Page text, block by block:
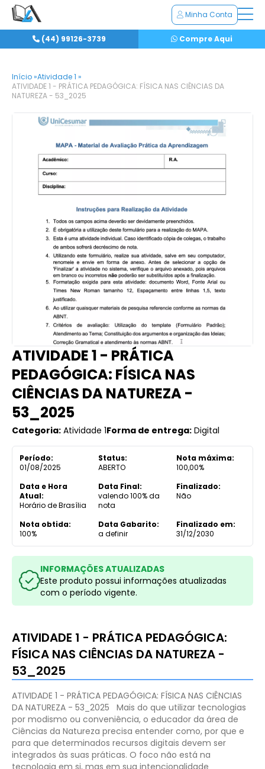
Minha Conta
(44) 99126-3739 Compre Aqui
Início »Atividade 1 »
ATIVIDADE 1 - PRÁTICA PEDAGÓGICA: FÍSICA NAS CIÊNCIAS DA
NATUREZA - 53_2025
ATIVIDADE 1 - PRÁTICA
PEDAGÓGICA: FÍSICA NAS
CIÊNCIAS DA NATUREZA -
53_2025
Categoria: Atividade 1Forma de entrega: Digital
Período:
01/08/2025
Status:
ABERTO
Nota máxima:
100,00%
Data e Hora
Atual:
Horário de Brasília
Data Final:
valendo 100% da
nota
Finalizado:
Não
Nota obtida:
100%
Data Gabarito:
a definir
Finalizado em:
31/12/2030
INFORMAÇÕES ATUALIZADAS
Este produto possui informações atualizadas
com o período vigente.
ATIVIDADE 1 - PRÁTICA PEDAGÓGICA:
FÍSICA NAS CIÊNCIAS DA NATUREZA -
53_2025
ATIVIDADE 1 - PRÁTICA PEDAGÓGICA: FÍSICA NAS CIÊNCIAS
DA NATUREZA - 53_2025
Mais do que utilizar tecnologias
por modismo ou conveniência, o educador da área de
Ciências da Natureza precisa entender como, por que e
para que determinados recursos digitais devem ser
integrados às suas práticas. O foco não está na
tecnologia em si, mas em sua intencionalidade